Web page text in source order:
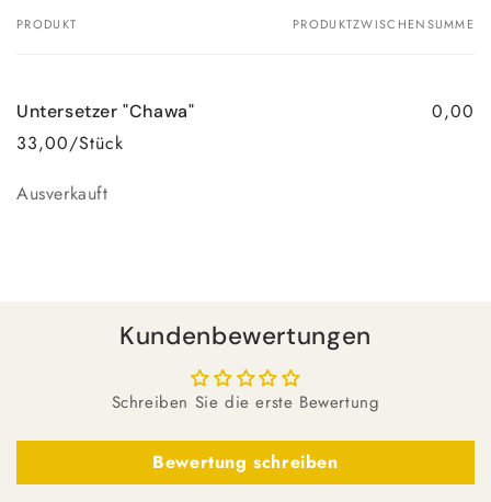
Dein
PRODUKT PRODUKTZWISCHENSUMME
Untersetzer "Chawa"
33,00/Stück
0,00
Anzahl
Ausverkauft
Kundenbewertungen
Schreiben Sie die erste Bewertung
Bewertung schreiben